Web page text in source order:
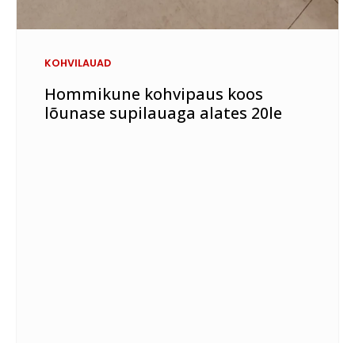
KOHVILAUAD
Hommikune kohvipaus koos
lõunase supilauaga alates 20le